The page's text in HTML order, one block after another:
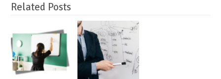
Related Posts